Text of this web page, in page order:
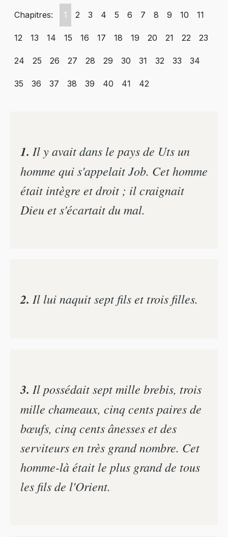
Chapitres: 1 2 3 4 5 6 7 8 9 10 11
12 13 14 15 16 17 18 19 20 21 22 23
24 25 26 27 28 29 30 31 32 33 34
35 36 37 38 39 40 41 42
1. Il y avait dans le pays de Uts un
homme qui s'appelait Job. Cet homme
était intègre et droit ; il craignait
Dieu et s'écartait du mal.
2. Il lui naquit sept fils et trois filles.
3. Il possédait sept mille brebis, trois
mille chameaux, cinq cents paires de
bœufs, cinq cents ânesses et des
serviteurs en très grand nombre. Cet
homme-là était le plus grand de tous
les fils de l'Orient.